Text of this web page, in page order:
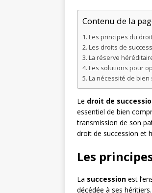
Contenu de la
Les principes du
Les droits de
La réserve
Les solutions pour
La nécessité de bien
Le droit de
essentiel de bien
transmission de son
droit de succession et
Les
La succession est
décédée à ses